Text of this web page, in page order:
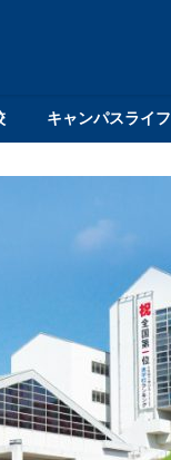
キャンパスライフ